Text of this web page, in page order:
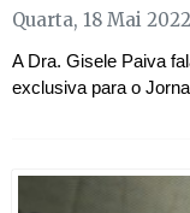
Quarta, 18 Mai 2022
A Dra. Gisele Paiva
exclusiva para o